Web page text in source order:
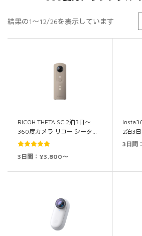
結果の1～12/26を表示しています
RICOH THETA SC 2泊3日～
360度カメラ リコー シータ…
5段階中
3日間：¥3,800～
2泊3
3日間